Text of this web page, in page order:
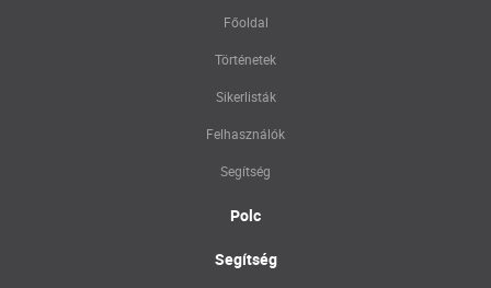
Főoldal
Történetek
Sikerlisták
Felhasználók
Segítség
Polc
Segítség